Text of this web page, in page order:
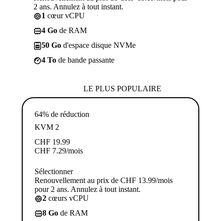
2 ans. Annulez à tout instant.
1 cœur vCPU
4 Go de RAM
50 Go d'espace disque NVMe
4 To de bande passante
LE PLUS POPULAIRE
64% de réduction
KVM 2
CHF 19.99
CHF 7.29/mois
Sélectionner
Renouvellement au prix de CHF 13.99/mois
pour 2 ans. Annulez à tout instant.
2 cœurs vCPU
8 Go de RAM